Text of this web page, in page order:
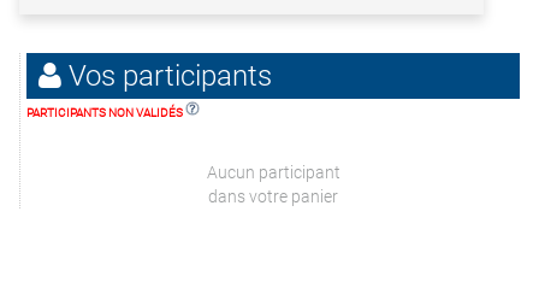
Vos participants
PARTICIPANTS NON VALIDÉS
Aucun participant
dans votre panier